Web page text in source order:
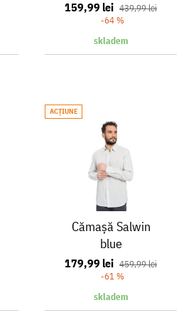
159,99 lei 439,99 lei
-64 %
skladem
ACŢIUNE
Cămașă Salwin
blue
179,99 lei 459,99 lei
-61 %
skladem